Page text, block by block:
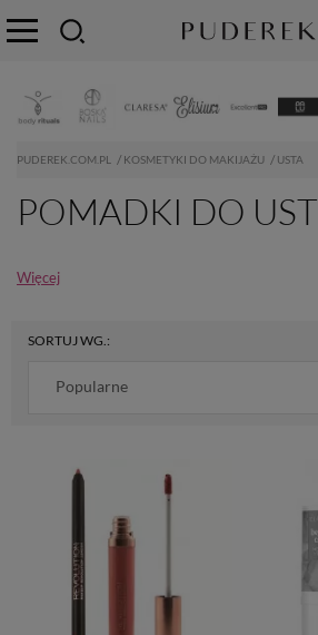
PUDEREK.COM.PL KOSMETYKI DO MAKIJAŻU USTA
POMADKI DO UST
Więcej
SORTUJ WG.: